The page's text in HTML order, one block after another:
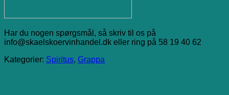
Har du nogen spørgsmål, så skriv til os på
info@skaelskoervinhandel.dk eller ring på 58 19 40 62
Kategorier: Spiritus, Grappa